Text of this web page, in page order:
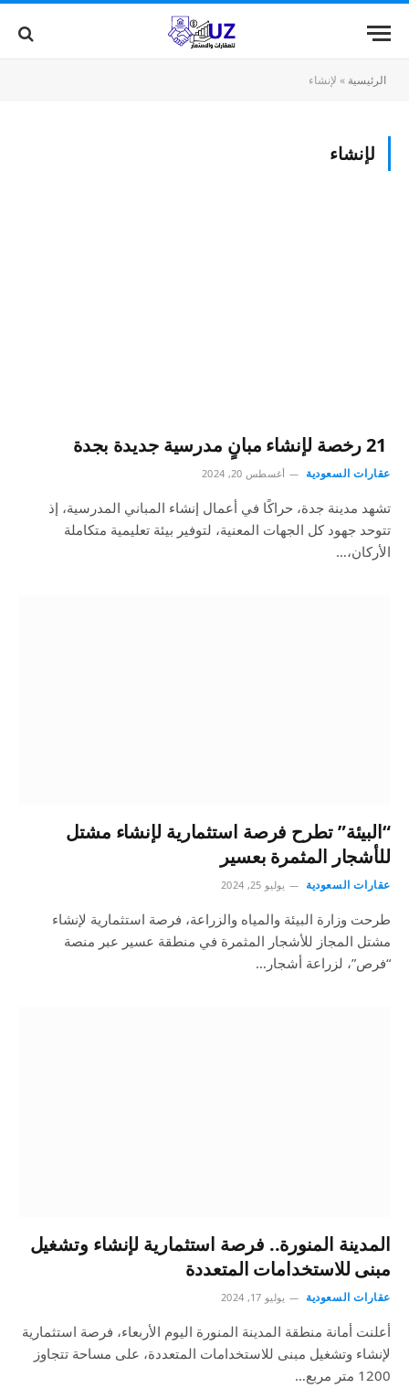
الرئيسية » لإنشاء
لإنشاء
عقارات السعودية أغسطس 20, 2024
تشهد مدينة جدة، حراكًا في أعمال إنشاء المباني المدرسية، إذ
تتوحد جهود كل الجهات المعنية، لتوفير بيئة تعليمية متكاملة
الأركان،…
“البيئة” تطرح فرصة استثمارية لإنشاء مشتل
للأشجار المثمرة بعسير
عقارات السعودية يوليو 25, 2024
طرحت وزارة البيئة والمياه والزراعة، فرصة استثمارية لإنشاء
مشتل المجاز للأشجار المثمرة في منطقة عسير عبر منصة
“فرص”، لزراعة أشجار…
المدينة المنورة.. فرصة استثمارية لإنشاء وتشغيل
مبنى للاستخدامات المتعددة
عقارات السعودية يوليو 17, 2024
أعلنت أمانة منطقة المدينة المنورة اليوم الأربعاء، فرصة استثمارية
لإنشاء وتشغيل مبنى للاستخدامات المتعددة، على مساحة تتجاوز
1200 متر مربع…